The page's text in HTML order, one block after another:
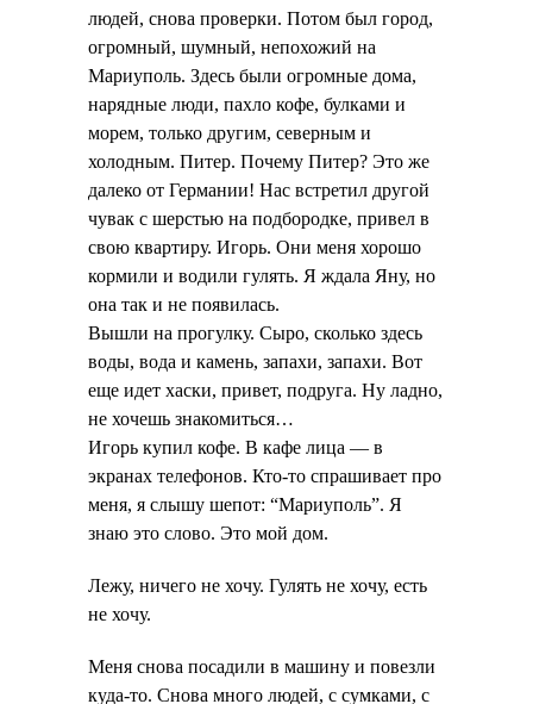
людей, снова проверки. Потом был город,
огромный, шумный, непохожий на
Мариуполь. Здесь были огромные дома,
нарядные люди, пахло кофе, булками и
морем, только другим, северным и
холодным. Питер. Почему Питер? Это же
далеко от Германии! Нас встретил другой
чувак с шерстью на подбородке, привел в
свою квартиру. Игорь. Они меня хорошо
кормили и водили гулять. Я ждала Яну, но
она так и не появилась.
Вышли на прогулку. Сыро, сколько здесь
воды, вода и камень, запахи, запахи. Вот
еще идет хаски, привет, подруга. Ну ладно,
не хочешь знакомиться…
Игорь купил кофе. В кафе лица — в
экранах телефонов. Кто-то спрашивает про
меня, я слышу шепот: “Мариуполь”. Я
знаю это слово. Это мой дом.
Лежу, ничего не хочу. Гулять не хочу, есть
не хочу.
Меня снова посадили в машину и повезли
куда-то. Снова много людей, с сумками, с